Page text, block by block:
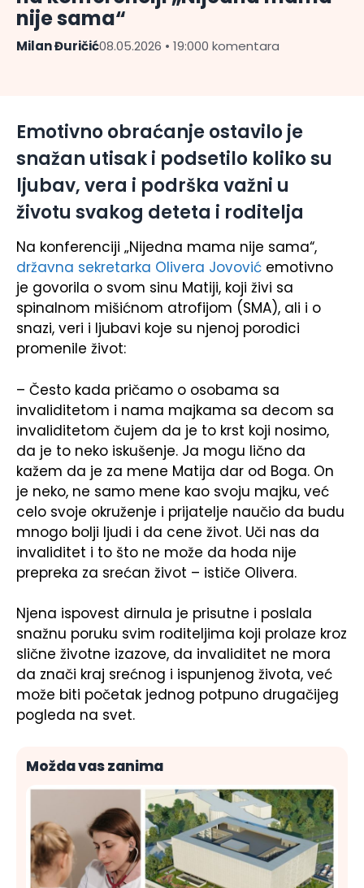
nije sama“
Milan Đuričić08.05.2026 • 19:000 komentara
Emotivno obraćanje ostavilo je
snažan utisak i podsetilo koliko su
ljubav, vera i podrška važni u
životu svakog deteta i roditelja
Na konferenciji „Nijedna mama nije sama“,
državna sekretarka Olivera Jovović emotivno
je govorila o svom sinu Matiji, koji živi sa
spinalnom mišićnom atrofijom (SMA), ali i o
snazi, veri i ljubavi koje su njenoj porodici
promenile život:
– Često kada pričamo o osobama sa
invaliditetom i nama majkama sa decom sa
invaliditetom čujem da je to krst koji nosimo,
da je to neko iskušenje. Ja mogu lično da
kažem da je za mene Matija dar od Boga. On
je neko, ne samo mene kao svoju majku, već
celo svoje okruženje i prijatelje naučio da budu
mnogo bolji ljudi i da cene život. Uči nas da
invaliditet i to što ne može da hoda nije
prepreka za srećan život – ističe Olivera.
Njena ispovest dirnula je prisutne i poslala
snažnu poruku svim roditeljima koji prolaze kroz
slične životne izazove, da invaliditet ne mora
da znači kraj srećnog i ispunjenog života, već
može biti početak jednog potpuno drugačijeg
pogleda na svet.
Možda vas zanima